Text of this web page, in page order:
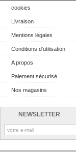
cookies
Livraison
Mentions légales
Conditions d'utilisation
A propos
Paiement sécurisé
Nos magasins
NEWSLETTER